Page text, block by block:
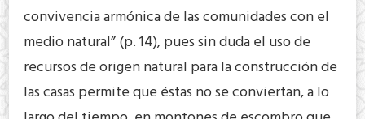
convivencia armónica de las comunidades con el
medio natural” (p. 14), pues sin duda el uso de
recursos de origen natural para la construcción de
las casas permite que éstas no se conviertan, a lo